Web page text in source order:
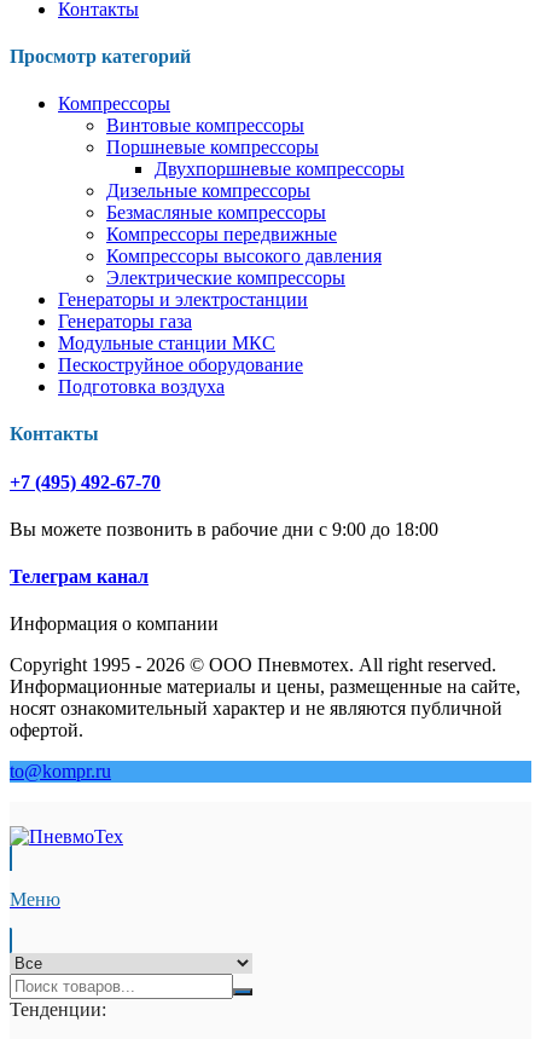
Контакты
Просмотр категорий
Компрессоры
Винтовые компрессоры
Поршневые компрессоры
Двухпоршневые компрессоры
Дизельные компрессоры
Безмасляные компрессоры
Компрессоры передвижные
Компрессоры высокого давления
Электрические компрессоры
Генераторы и электростанции
Генераторы газа
Модульные станции МКС
Пескоструйное оборудование
Подготовка воздуха
Контакты
+7 (495) 492-67-70
Вы можете позвонить в рабочие дни с 9:00 до 18:00
Телеграм канал
Информация о компании
Copyright 1995 - 2026 © ООО Пневмотех. All right reserved.
Информационные материалы и цены, размещенные на сайте,
носят ознакомительный характер и не являются публичной
офертой.
to@kompr.ru
Меню
Тенденции: